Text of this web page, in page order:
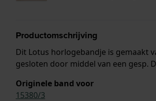
Productomschrijving
Dit Lotus horlogebandje is gemaakt
gesloten door middel van een gesp.
Originele band voor
15380/3